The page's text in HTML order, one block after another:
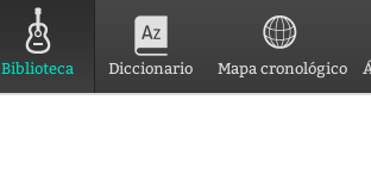
Biblioteca Diccionario Mapa cronológico